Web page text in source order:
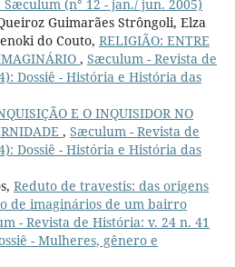
(n° 12 - jan./ jun. 2005)
Guimarães Strôngoli, Elza
do Couto, RELIGIÃO: ENTRE
, Sæculum - Revista de
Dossiê - História e História das
E O INQUISIDOR NO
, Sæculum - Revista de
Dossiê - História e História das
Reduto de travestis: das origens
de imaginários de um bairro
- Revista de História: v. 24 n. 41
- Mulheres, gênero e